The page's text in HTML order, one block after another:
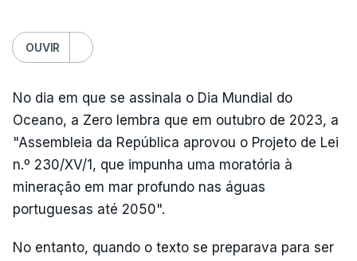
OUVIR
No dia em que se assinala o Dia Mundial do
Oceano, a Zero lembra que em outubro de 2023, a
"Assembleia da República aprovou o Projeto de Lei
n.º 230/XV/1, que impunha uma moratória à
mineração em mar profundo nas águas
portuguesas até 2050".
No entanto, quando o texto se preparava para ser